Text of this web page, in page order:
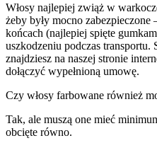
Włosy najlepiej zwiąż w
żeby były mocno
końcach (najlepiej spięte
uszkodzeniu podczas transportu.
znajdziesz na naszej stronie
dołączyć wypełnioną umowę.
Czy włosy farbowane również
Tak, ale muszą one mieć
obcięte równo.